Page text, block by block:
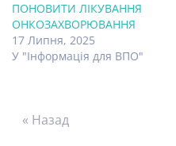
ПОНОВИТИ ЛІКУВАННЯ
ОНКОЗАХВОРЮВАННЯ
17 Липня, 2025
У "Інформація для ВПО"
« Назад